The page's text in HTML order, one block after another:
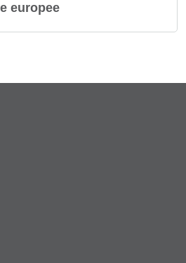
europee